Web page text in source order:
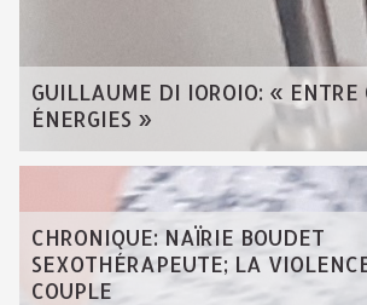
GUILLAUME DI IOROIO: « ENTRE
ÉNERGIES »
CHRONIQUE: NAÏRIE BOUDET
SEXOTHÉRAPEUTE; LA
COUPLE